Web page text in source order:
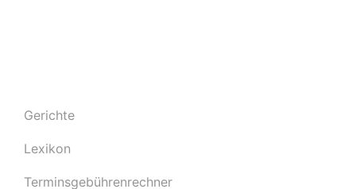
Amtsgericht Mannheim
Status:
Dauer: 30
Gerichte
Lexikon
Terminsgebührenrechner